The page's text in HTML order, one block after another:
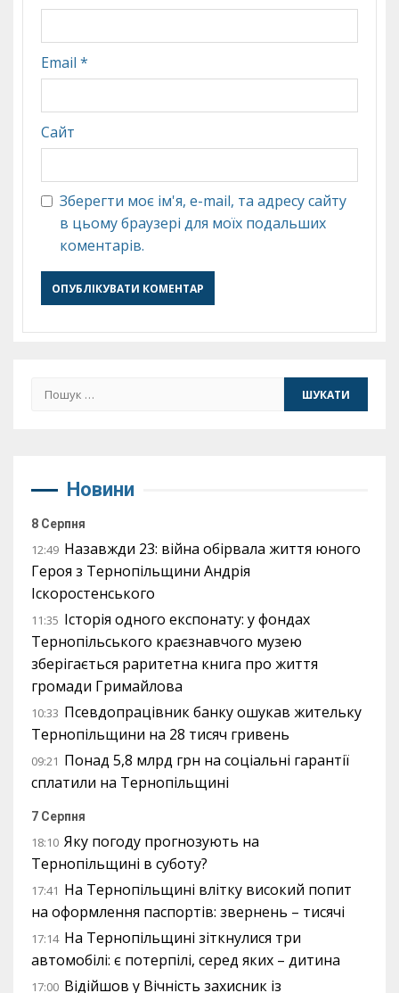
Email *
Сайт
Зберегти моє ім'я, e-mail, та адресу сайту
в цьому браузері для моїх подальших
коментарів.
Пошук:
Новини
8 Серпня
12:49 Назавжди 23: війна обірвала життя юного
Героя з Тернопільщини Андрія
Іскоростенського
11:35 Історія одного експонату: у фондах
Тернопільського краєзнавчого музею
зберігається раритетна книга про життя
громади Гримайлова
10:33 Псевдопрацівник банку ошукав жительку
Тернопільщини на 28 тисяч гривень
09:21 Понад 5,8 млрд грн на соціальні гарантії
сплатили на Тернопільщині
7 Серпня
18:10 Яку погоду прогнозують на
Тернопільщині в суботу?
17:41 На Тернопільщині влітку високий попит
на оформлення паспортів: звернень – тисячі
17:14 На Тернопільщині зіткнулися три
автомобілі: є потерпілі, серед яких – дитина
17:00 Відійшов у Вічність захисник із